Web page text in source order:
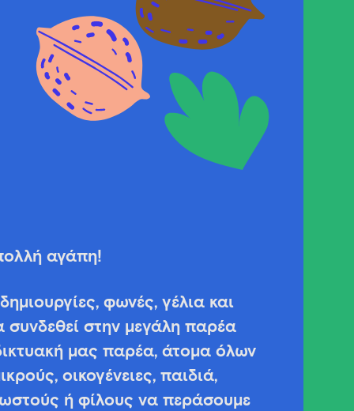
αγάπη!
φωνές, γέλια και
στην μεγάλη παρέα
μας παρέα, άτομα όλων
οικογένειες, παιδιά,
ή φίλους να περάσουμε